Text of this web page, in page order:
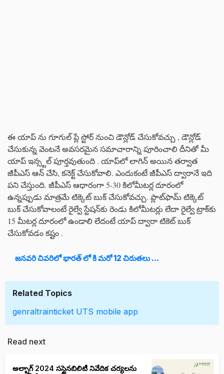
ఈ యాప్ ను గూగుల్ ప్లే స్టోర్ నుంచి డౌన్లోడ్ చేసుకోవచ్చు , డౌన్లోడ్
చేసుకున్న వెంటనే అవసరమైన సమాచారాన్ని పూరించాలి దీనితో మీ
యాప్ ఇన్స్టల్ పూర్తవుతుంది . యాప్‌లో లాగిన్ అయిన తర్వాత
జీపీఎస్ ఆన్ చేసి, కనెక్ట్ చేసుకోవాలి. ఎందుకంటే జీపీఎస్ ద్వారానే ఇది
పని చేస్తుంది. జీపీఎస్ ఆధారంగా 5-30 కిలోమీటర్ల దూరంలో
ఉన్నప్పుడు మాత్రమే టిక్కెట్ బుక్ చేసుకోవచ్చు. ప్లాట్‌ఫామ్ టిక్కెట్
బుక్ చేసుకోవాలంటే రైల్వే స్టేషన్‌కు రెండు కిలోమీటర్లు లేదా రైల్వే ట్రాక్‌కు
15 మీటర్ల దూరంలో ఉండాలి లేదంటే యాప్ ద్వారా టికెట్ బుక్
చేసుకోవడం కష్టం .
జనవరి చివరిలో భారత్ లో కి మరో 12 చిరుతలు ...
Related Topics
genraltrainticket UTS mobile app
Read next
అల్బాగ్ 2024 సస్టైనబిలిటీ నివేదిక చర్యలను